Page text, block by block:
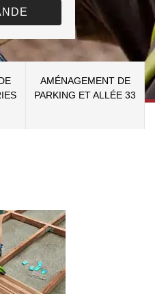
AMÉNAGEMENT DE
PARKING ET ALLÉE 33